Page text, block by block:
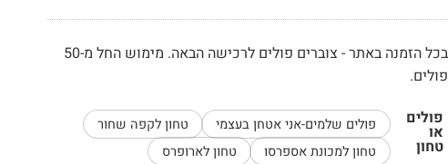
בכל הזמנה באתר - צוברים פולים לרכישה הבאה. מימוש החל מ-50
פולים.
פולים
או
טחון
פולים שלמים-אני אטחן בעצמי
טחון לקפה שחור
טחון למכונת אספרסו
טחון לארופרס